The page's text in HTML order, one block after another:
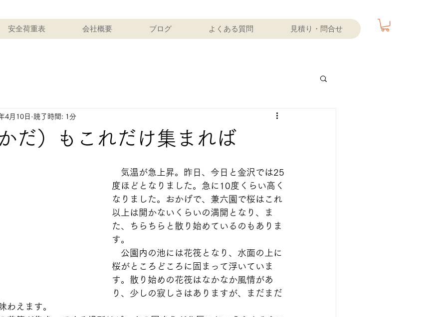
安全荷重表 会社概要 ブログ よくある質問 見積り・問合せ
だ）もこれだけ集まれば
4月10日 読了時間: 1分
気温が急上昇。昨日、今日と金沢では25
度ほどとなりました。急に10度くらい高く
なりました。おかげで、兼六園で桜はこれ
以上は開かないくらいの満開となり、ま
た、ちらちらと散り始めているのもありま
す。
公園内の池には花筏となり、水面の上に
桜がところどころに固まって浮いていま
す。散り始めの花筏はなかなか風情があ
り、少しの寂しさはありますが、まだまだ
わえます。